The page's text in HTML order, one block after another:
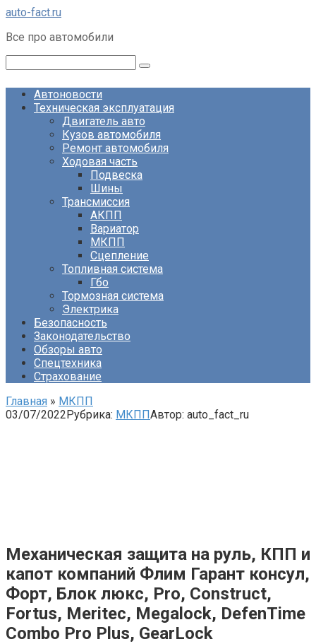
Перейти
контенту
auto-fact.ru
Все про автомобили
Автоновости
Техническая эксплуатация
Двигатель авто
Кузов автомобиля
Ремонт автомобиля
Ходовая часть
Подвеска
Шины
Трансмиссия
АКПП
Вариатор
МКПП
Сцепление
Топливная система
Гбо
Тормозная система
Электрика
Безопасность
Законодательство
Обзоры авто
Спецтехника
Страхование
Главная » МКПП
03/07/2022Рубрика: МКППАвтор: auto_fact_ru
Механическая защита на руль, КПП и
капот компаний Флим Гарант консул,
Форт, Блок люкс, Pro, Construct,
Fortus, Meritec, Megalock, DefenTime
Combo Pro Plus, GearLock